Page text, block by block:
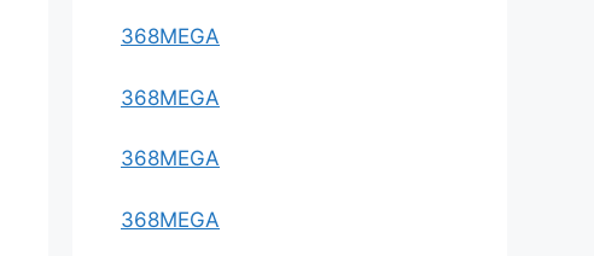
368MEGA
368MEGA
368MEGA
368MEGA